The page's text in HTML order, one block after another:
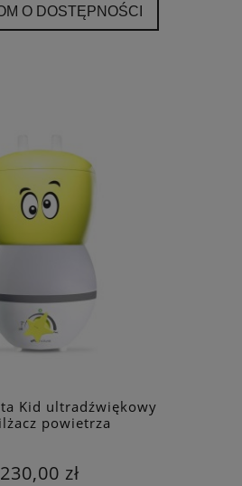
O DOSTĘPNOŚCI
Kid ultradźwiękowy
powietrza
230,00 zł